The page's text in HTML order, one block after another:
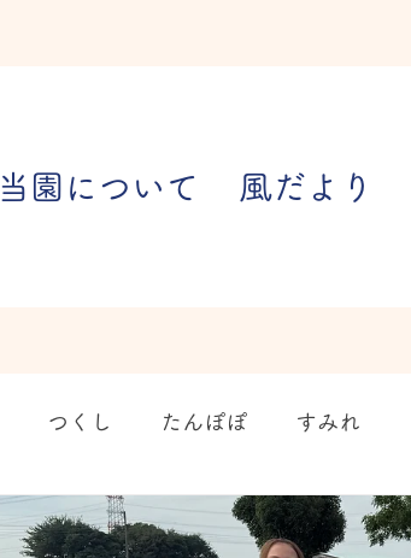
当園について 風だより
つくし たんぽぽ すみれ